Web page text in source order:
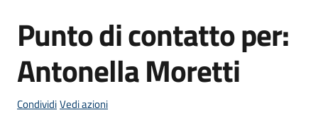
Merito
Civile
Medaglia
d'argento
Salta al contenuto
Punto di contatto per:
Antonella Moretti
CondividiVedi azioni